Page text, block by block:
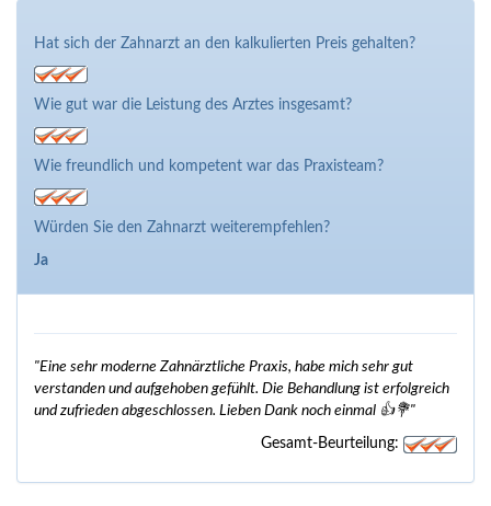
Hat sich der Zahnarzt an den kalkulierten Preis gehalten?
Wie gut war die Leistung des Arztes insgesamt?
Wie freundlich und kompetent war das Praxisteam?
Würden Sie den Zahnarzt weiterempfehlen?
Ja
"Eine sehr moderne Zahnärztliche Praxis, habe mich sehr gut
verstanden und aufgehoben gefühlt. Die Behandlung ist erfolgreich
und zufrieden abgeschlossen. Lieben Dank noch einmal 👍💐"
Gesamt-Beurteilung: